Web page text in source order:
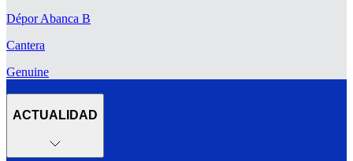
Dépor Abanca B
Cantera
Genuine
ACTUALIDAD